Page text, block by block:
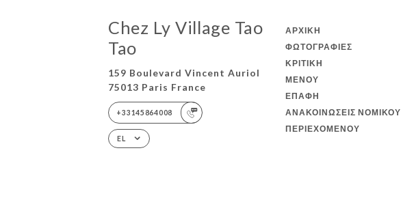
Chez Ly Village Tao
Tao
159 Boulevard Vincent Auriol
75013 Paris France
+33145864008
EL
ΑΡΧΙΚΉ
ΦΩΤΟΓΡΑΦΊΕΣ
ΚΡΙΤΙΚΉ
ΜΕΝΟΎ
ΕΠΑΦΉ
ΑΝΑΚΟΙΝΏΣΕΙΣ ΝΟΜΙΚΟΎ
ΠΕΡΙΕΧΟΜΈΝΟΥ